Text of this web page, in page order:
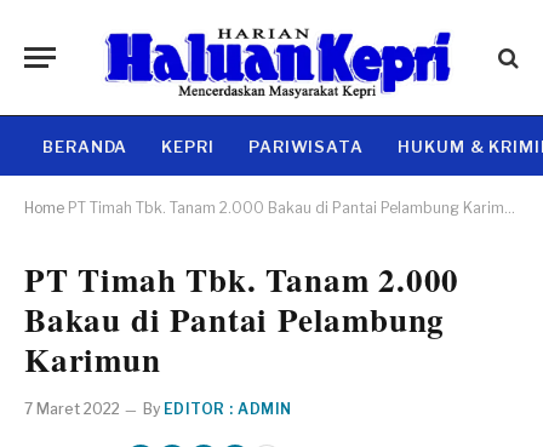
BERANDA KEPRI PARIWISATA HUKUM &
Home PT Timah Tbk. Tanam 2.000 Bakau di Pantai Pelambung Karimun
PT Timah Tbk. Tanam 2.000
Bakau di Pantai Pelambung
Karimun
7 Maret 2022 By EDITOR : ADMIN